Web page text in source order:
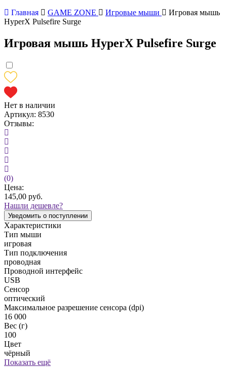
Главная
GAME ZONE Игровые мыши
Игровая мышь
HyperX Pulsefire Surge
Игровая мышь HyperX Pulsefire Surge
Нет в наличии
Артикул: 8530
Отзывы:
(0)
Цена:
145,00 руб.
Нашли дешевле?
Уведомить о поступлении
Характеристики
Тип мыши
игровая
Тип подключения
проводная
Проводной интерфейс
USB
Сенсор
оптический
Максимальное разрешение сенсора (dpi)
16 000
Вес (г)
100
Цвет
чёрный
Показать ещё